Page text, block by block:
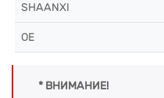
SHAANXI
OE
* ВНИМАНИЕ!